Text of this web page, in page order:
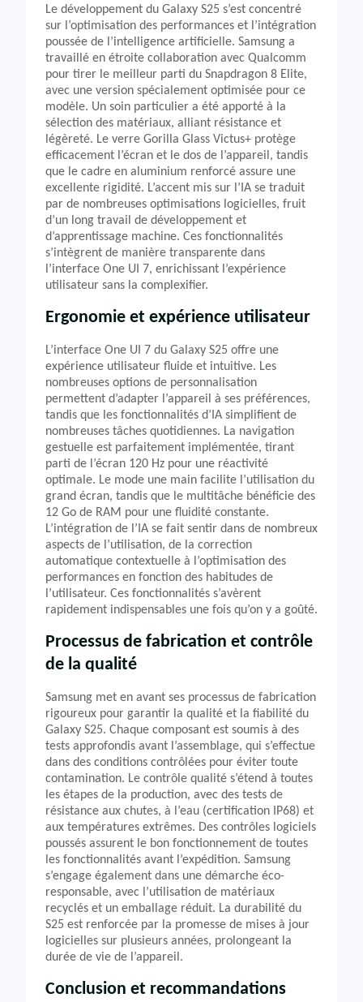
Le développement du Galaxy S25 s’est concentré
sur l’optimisation des performances et l’intégration
poussée de l’intelligence artificielle. Samsung a
travaillé en étroite collaboration avec Qualcomm
pour tirer le meilleur parti du Snapdragon 8 Elite,
avec une version spécialement optimisée pour ce
modèle. Un soin particulier a été apporté à la
sélection des matériaux, alliant résistance et
légèreté. Le verre Gorilla Glass Victus+ protège
efficacement l’écran et le dos de l’appareil, tandis
que le cadre en aluminium renforcé assure une
excellente rigidité. L’accent mis sur l’IA se traduit
par de nombreuses optimisations logicielles, fruit
d’un long travail de développement et
d’apprentissage machine. Ces fonctionnalités
s’intègrent de manière transparente dans
l’interface One UI 7, enrichissant l’expérience
utilisateur sans la complexifier.
Ergonomie et expérience utilisateur
L’interface One UI 7 du Galaxy S25 offre une
expérience utilisateur fluide et intuitive. Les
nombreuses options de personnalisation
permettent d’adapter l’appareil à ses préférences,
tandis que les fonctionnalités d’IA simplifient de
nombreuses tâches quotidiennes. La navigation
gestuelle est parfaitement implémentée, tirant
parti de l’écran 120 Hz pour une réactivité
optimale. Le mode une main facilite l’utilisation du
grand écran, tandis que le multitâche bénéficie des
12 Go de RAM pour une fluidité constante.
L’intégration de l’IA se fait sentir dans de nombreux
aspects de l’utilisation, de la correction
automatique contextuelle à l’optimisation des
performances en fonction des habitudes de
l’utilisateur. Ces fonctionnalités s’avèrent
rapidement indispensables une fois qu’on y a goûté.
Processus de fabrication et contrôle
de la qualité
Samsung met en avant ses processus de fabrication
rigoureux pour garantir la qualité et la fiabilité du
Galaxy S25. Chaque composant est soumis à des
tests approfondis avant l’assemblage, qui s’effectue
dans des conditions contrôlées pour éviter toute
contamination. Le contrôle qualité s’étend à toutes
les étapes de la production, avec des tests de
résistance aux chutes, à l’eau (certification IP68) et
aux températures extrêmes. Des contrôles logiciels
poussés assurent le bon fonctionnement de toutes
les fonctionnalités avant l’expédition. Samsung
s’engage également dans une démarche éco-
responsable, avec l’utilisation de matériaux
recyclés et un emballage réduit. La durabilité du
S25 est renforcée par la promesse de mises à jour
logicielles sur plusieurs années, prolongeant la
durée de vie de l’appareil.
Conclusion et recommandations